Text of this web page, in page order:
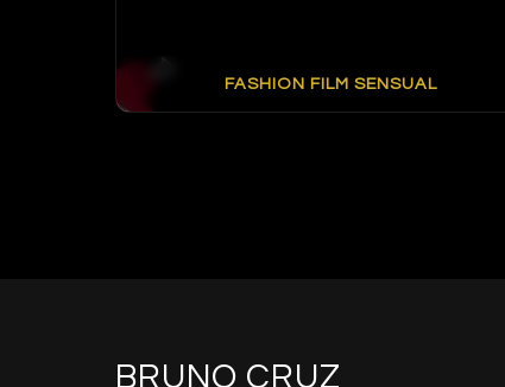
FASHION FILM SENSUAL
BRUNO CRUZ